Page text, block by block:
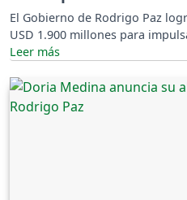
El Gobierno de Rodrigo Paz
USD 1.900 millones para